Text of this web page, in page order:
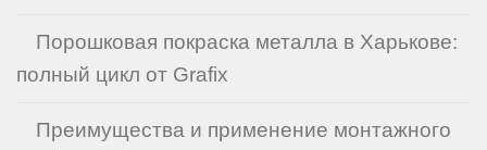
Порошковая покраска металла в Харькове:
полный цикл от Grafix
Преимущества и применение монтажного